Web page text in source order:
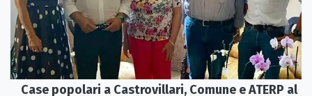
Case popolari a Castrovillari, Comune e ATERP al